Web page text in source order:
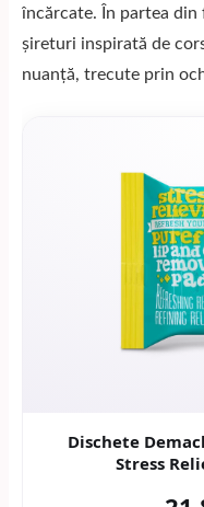
încărcate. În partea
șireturi inspirată de
nuanță, trecute prin
Dischete
Stress